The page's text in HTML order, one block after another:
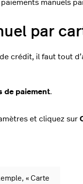
manuels
par
crédit, il faut tout
de paiement.
et cliquez sur
« Carte